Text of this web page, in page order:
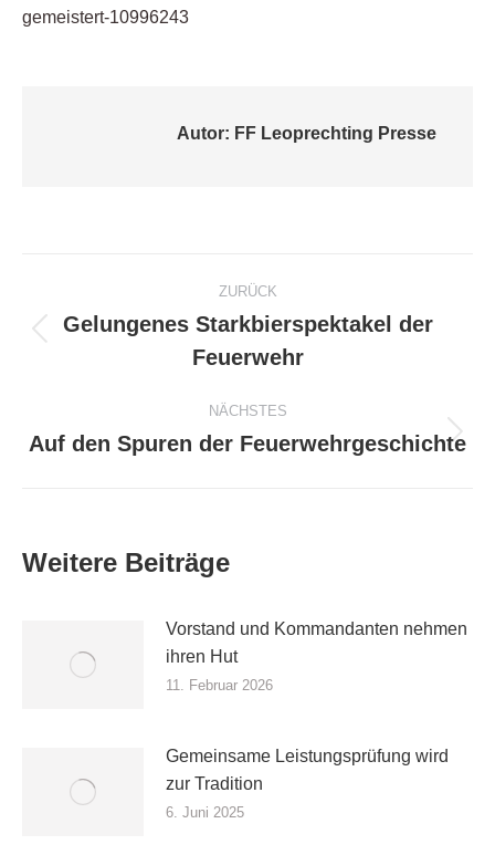
gemeistert-10996243
Autor: FF Leoprechting Presse
Kommentarnavigation
ZURÜCK
Vorheriger
Beitrag:
Gelungenes Starkbierspektakel der
Feuerwehr
NÄCHSTES
Nächster
Auf den Spuren der Feuerwehrgeschichte
Weitere Beiträge
Vorstand und Kommandanten nehmen
ihren Hut
11. Februar 2026
Gemeinsame Leistungsprüfung wird
zur Tradition
6. Juni 2025